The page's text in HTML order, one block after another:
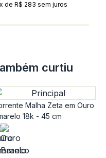
de R$ 283 sem juros
curtiu
Malha Zeta em Ouro
18k - 45 cm